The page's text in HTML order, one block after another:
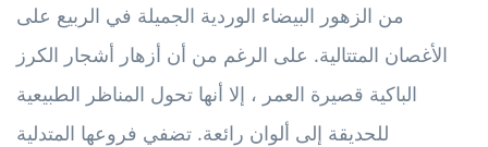
من الزهور البيضاء الوردية الجميلة في الربيع على
الأغصان المتتالية. على الرغم من أن أزهار أشجار الكرز
الباكية قصيرة العمر ، إلا أنها تحول المناظر الطبيعية
للحديقة إلى ألوان رائعة. تضفي فروعها المتدلية